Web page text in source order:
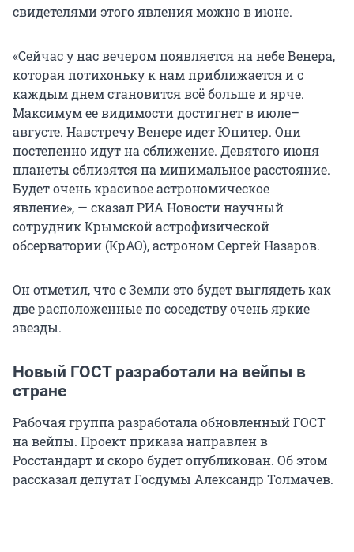
свидетелями этого явления можно в июне.
«Сейчас у нас вечером появляется на небе Венера,
которая потихоньку к нам приближается и с
каждым днем становится всё больше и ярче.
Максимум ее видимости достигнет в июле–
августе. Навстречу Венере идет Юпитер. Они
постепенно идут на сближение. Девятого июня
планеты сблизятся на минимальное расстояние.
Будет очень красивое астрономическое
явление», — сказал РИА Новости научный
сотрудник Крымской астрофизической
обсерватории (КрАО), астроном Сергей Назаров.
Он отметил, что с Земли это будет выглядеть как
две расположенные по соседству очень яркие
звезды.
Новый ГОСТ разработали на вейпы в
стране
Рабочая группа разработала обновленный ГОСТ
на вейпы. Проект приказа направлен в
Росстандарт и скоро будет опубликован. Об этом
рассказал депутат Госдумы Александр Толмачев.